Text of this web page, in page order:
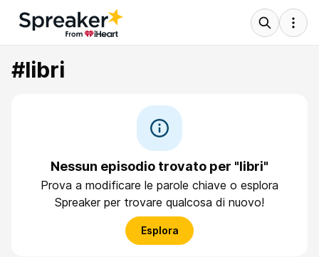
#libri
Nessun episodio trovato per "libri"
Prova a modificare le parole chiave o esplora
Spreaker per trovare qualcosa di nuovo!
Esplora